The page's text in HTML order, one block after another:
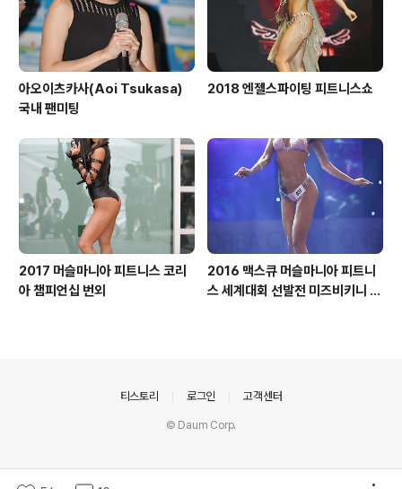
아오이츠카사(Aoi Tsukasa)
국내 팬미팅
2018 엔젤스파이팅 피트니스쇼
2017 머슬마니아 피트니스 코리
아 챔피언십 번외
2016 맥스큐 머슬마니아 피트니
스 세계대회 선발전 미즈비키니 2
티스토리 로그인 고객센터
© Daum Corp.